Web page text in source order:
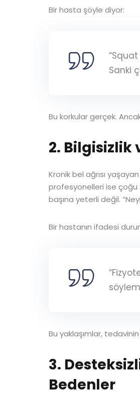
Bir hasta şöyle diyor:
Sanki
Bu korkular gerçek.
2. Bilgisizlik
Kronik bel ağrısı
profesyonelleri ise çoğu
başına yeterli değil.
Bir hastanın ifadesi
Bu yaklaşımlar,
3.
Bedenler